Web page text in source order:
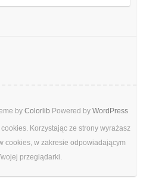
by Colorlib Powered by WordPress
Korzystając ze strony wyrażasz
cookies, w zakresie odpowiadającym
przeglądarki.